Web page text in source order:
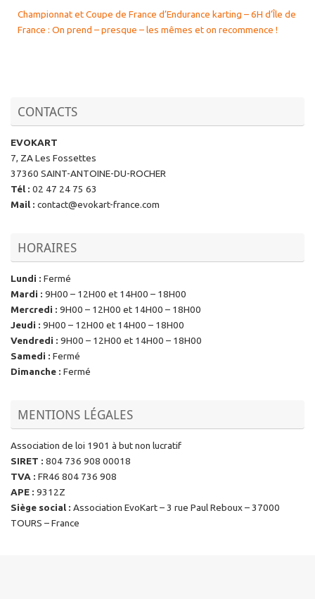
Championnat et Coupe de France d’Endurance karting – 6H d’Île de
France : On prend – presque – les mêmes et on recommence !
CONTACTS
EVOKART
7, ZA Les Fossettes
37360 SAINT-ANTOINE-DU-ROCHER
Tél : 02 47 24 75 63
Mail : contact@evokart-france.com
HORAIRES
Lundi : Fermé
Mardi : 9H00 – 12H00 et 14H00 – 18H00
Mercredi : 9H00 – 12H00 et 14H00 – 18H00
Jeudi : 9H00 – 12H00 et 14H00 – 18H00
Vendredi : 9H00 – 12H00 et 14H00 – 18H00
Samedi : Fermé
Dimanche : Fermé
MENTIONS LÉGALES
Association de loi 1901 à but non lucratif
SIRET : 804 736 908 00018
TVA : FR46 804 736 908
APE : 9312Z
Siège social : Association EvoKart – 3 rue Paul Reboux – 37000
TOURS – France